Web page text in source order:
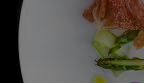
Tagliolini freschi con
limone nero bruciato,
Ricette di Plumcake: